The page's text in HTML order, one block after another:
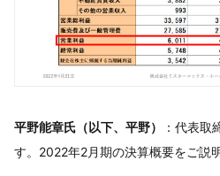
平野能章氏（以下、平野）
：代表取
す。2022年2月期の決算概要をご説